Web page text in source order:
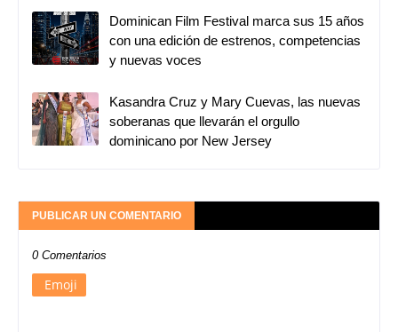
Dominican Film Festival marca sus 15 años
con una edición de estrenos, competencias
y nuevas voces
Kasandra Cruz y Mary Cuevas, las nuevas
soberanas que llevarán el orgullo
dominicano por New Jersey
PUBLICAR UN COMENTARIO
0 Comentarios
Emoji